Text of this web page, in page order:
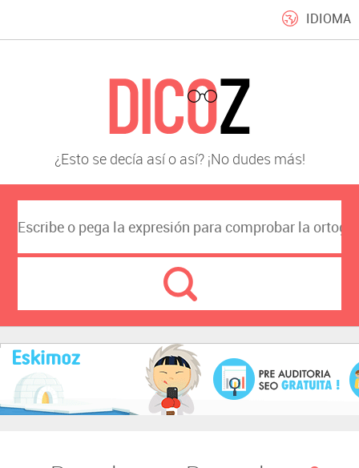
IDIOMA
¿Esto se decía así o así? ¡No dudes más!